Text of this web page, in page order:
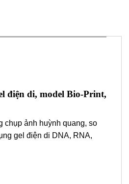
điện di, model Bio-Print,
chụp ảnh huỳnh quang, so
gel điện di DNA, RNA,